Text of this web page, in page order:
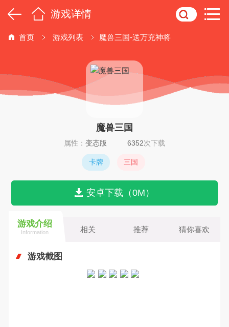
游戏详情
首页 游戏列表 魔兽三国-送万充神将
魔兽三国
属性： 变态版 6352次下载
卡牌 三国
安卓下载（0M）
游戏介绍
Information 相关 推荐 猜你喜欢
游戏截图